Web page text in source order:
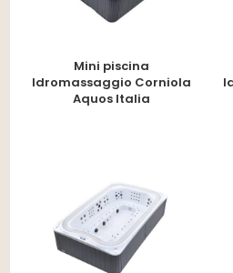
Mini piscina
Idromassaggio Corniola
Aquos Italia